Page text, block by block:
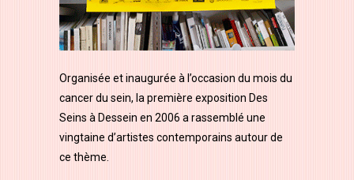
Organisée et inaugurée à l’occasion du mois du
cancer du sein, la première exposition Des
Seins à Dessein en 2006 a rassemblé une
vingtaine d’artistes contemporains autour de
ce thème.